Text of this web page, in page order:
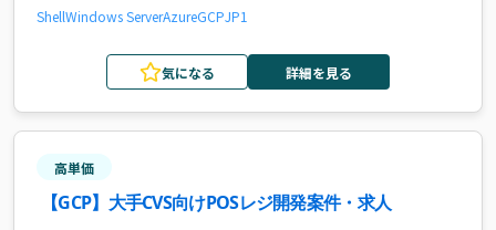
ShellWindows ServerAzureGCPJP1
気になる 詳細を見る
高単価
【GCP】大手CVS向けPOSレジ開発案件・求人